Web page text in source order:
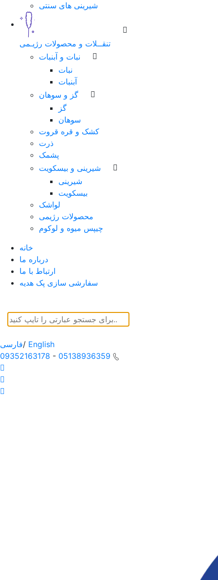
شیرینی های سنتی
تنقــلات و محصولات رژیـمی
نبات و آبنبات
نبات
آبنبات
گز و سوهان
گز
سوهان
کشک و قره قروت
ذرت
پشمک
شیرینی و بیسکویت
شیرینی
بیسکویت
لواشک
محصولات رژیمی
چیپس میوه و لوکوم
خانه
درباره ما
ارتباط با ما
سفارشی سازی پک هدیه
فارسی/ English
09352163178 - 05138936359